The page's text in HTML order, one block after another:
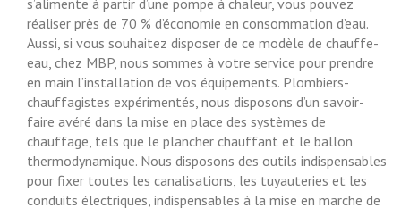
s’alimente à partir d’une pompe à chaleur, vous pouvez
réaliser près de 70 % d’économie en consommation d’eau.
Aussi, si vous souhaitez disposer de ce modèle de chauffe-
eau, chez MBP, nous sommes à votre service pour prendre
en main l’installation de vos équipements. Plombiers-
chauffagistes expérimentés, nous disposons d’un savoir-
faire avéré dans la mise en place des systèmes de
chauffage, tels que le plancher chauffant et le ballon
thermodynamique. Nous disposons des outils indispensables
pour fixer toutes les canalisations, les tuyauteries et les
conduits électriques, indispensables à la mise en marche de